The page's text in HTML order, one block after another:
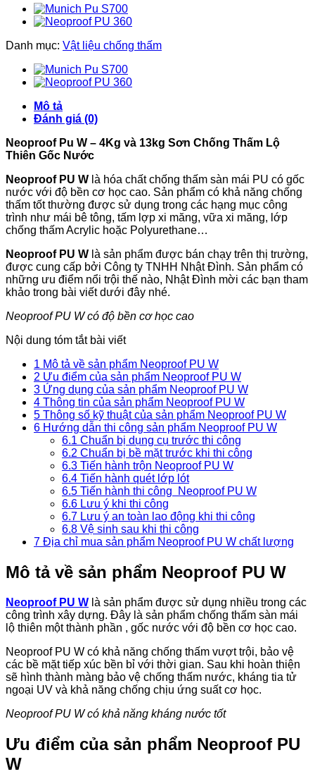
Danh mục: Vật liệu chống thấm
Mô tả
Đánh giá (0)
Neoproof Pu W – 4Kg và 13kg Sơn Chống Thấm Lộ
Thiên Gốc Nước
Neoproof PU W là hóa chất chống thấm sàn mái PU có gốc
nước với độ bền cơ học cao. Sản phẩm có khả năng chống
thấm tốt thường được sử dụng trong các hạng mục công
trình như mái bê tông, tấm lợp xi măng, vữa xi măng, lớp
chống thấm Acrylic hoặc Polyurethane…
Neoproof PU W là sản phẩm được bán chạy trên thị trường,
được cung cấp bởi Công ty TNHH Nhật Đình. Sản phẩm có
những ưu điểm nổi trội thế nào, Nhật Đình mời các bạn tham
khảo trong bài viết dưới đây nhé.
Neoproof PU W có độ bền cơ học cao
Nội dung tóm tắt bài viết
1 Mô tả về sản phẩm Neoproof PU W
2 Ưu điểm của sản phẩm Neoproof PU W
3 Ứng dụng của sản phẩm Neoproof PU W
4 Thông tin của sản phẩm Neoproof PU W
5 Thông số kỹ thuật của sản phẩm Neoproof PU W
6 Hướng dẫn thi công sản phẩm Neoproof PU W
6.1 Chuẩn bị dụng cụ trước thi công
6.2 Chuẩn bị bề mặt trước khi thi công
6.3 Tiến hành trộn Neoproof PU W
6.4 Tiến hành quét lớp lót
6.5 Tiến hành thi công Neoproof PU W
6.6 Lưu ý khi thi công
6.7 Lưu ý an toàn lao động khi thi công
6.8 Vệ sinh sau khi thi công
7 Địa chỉ mua sản phẩm Neoproof PU W chất lượng
Mô tả về sản phẩm Neoproof PU W
Neoproof PU W là sản phẩm được sử dụng nhiều trong các
công trình xây dựng. Đây là sản phẩm chống thấm sàn mái
lộ thiên một thành phần , gốc nước với độ bền cơ học cao.
Neoproof PU W có khả năng chống thấm vượt trội, bảo vệ
các bề mặt tiếp xúc bền bỉ với thời gian. Sau khi hoàn thiện
sẽ hình thành màng bảo vệ chống thấm nước, kháng tia tử
ngoại UV và khả năng chống chịu ứng suất cơ học.
Neoproof PU W có khả năng kháng nước tốt
Ưu điểm của sản phẩm Neoproof PU
W